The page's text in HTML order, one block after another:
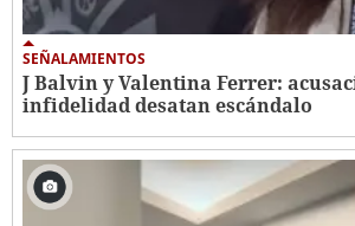
SEÑALAMIENTOS
J Balvin y Valentina Ferrer:
infidelidad desatan escándalo